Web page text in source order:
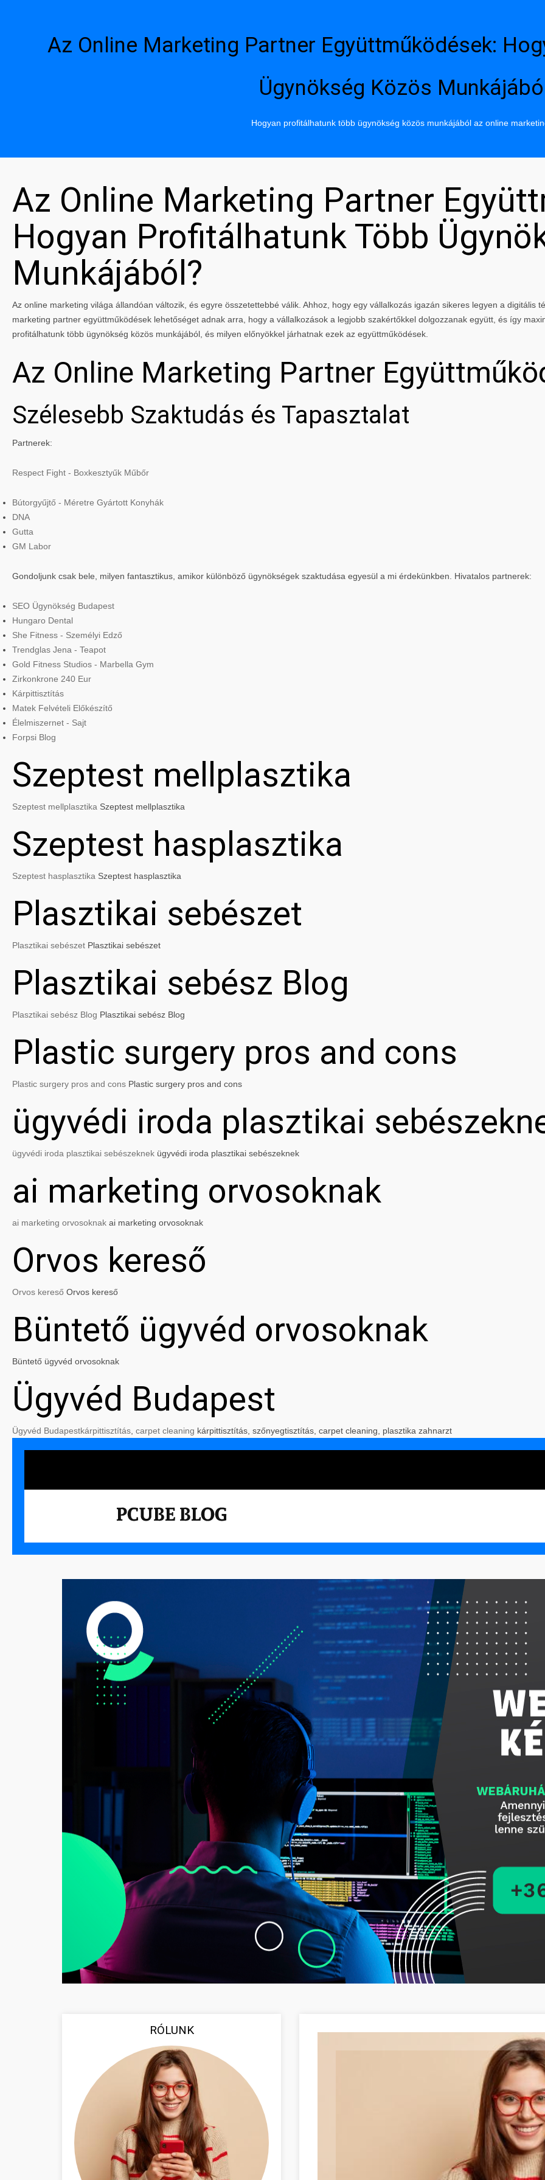
Az Online Marketing Partner Együttműködések:
Ügynökség Közös
Hogyan profitálhatunk több ügynökség közös munkájából az online
Az Online Marketing Partner
Hogyan Profitálhatunk Több
Munkájából?
Az online marketing világa állandóan változik, és egyre összetettebbé válik. Ahhoz, hogy egy vállalkozás igazán sikeres legyen a digitális
marketing partner együttműködések lehetőséget adnak arra, hogy a vállalkozások a legjobb szakértőkkel dolgozzanak együtt, és így
profitálhatunk több ügynökség közös munkájából, és milyen előnyökkel járhatnak ezek az együttműködések.
Az Online Marketing Partner
Szélesebb Szaktudás és Tapasztalat
Partnerek:
Respect Fight - Boxkesztyűk Műbőr
Bútorgyűjtő - Méretre Gyártott Konyhák
DNA
Gutta
GM Labor
Gondoljunk csak bele, milyen fantasztikus, amikor különböző ügynökségek szaktudása egyesül a mi érdekünkben. Hivatalos partnerek:
SEO Ügynökség Budapest
Hungaro Dental
She Fitness - Személyi Edző
Trendglas Jena - Teapot
Gold Fitness Studios - Marbella Gym
Zirkonkrone 240 Eur
Kárpittisztítás
Matek Felvételi Előkészítő
Élelmiszernet - Sajt
Forpsi Blog
Szeptest mellplasztika
Szeptest mellplasztika Szeptest mellplasztika
Szeptest hasplasztika
Szeptest hasplasztika Szeptest hasplasztika
Plasztikai sebészet
Plasztikai sebészet Plasztikai sebészet
Plasztikai sebész Blog
Plasztikai sebész Blog Plasztikai sebész Blog
Plastic surgery pros and cons
Plastic surgery pros and cons Plastic surgery pros and cons
ügyvédi iroda plasztikai
ügyvédi iroda plasztikai sebészeknek ügyvédi iroda plasztikai sebészeknek
ai marketing orvosoknak
ai marketing orvosoknak ai marketing orvosoknak
Orvos kereső
Orvos kereső Orvos kereső
Büntető ügyvéd orvosoknak
Büntető ügyvéd orvosoknak
Ügyvéd Budapest
Ügyvéd Budapestkárpittisztítás carpet cleaning kárpittisztítás, szőnyegtisztítás, carpet cleaning, plasztika zahnarzt
RÓLUNK